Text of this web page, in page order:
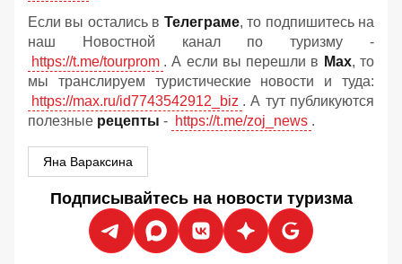
Если вы остались в Телеграме, то подпишитесь на
наш Новостной канал по туризму -
https://t.me/tourprom . А если вы перешли в Мах, то
мы транслируем туристические новости и туда:
https://max.ru/id7743542912_biz . А тут публикуются
полезные рецепты - https://t.me/zoj_news .
Яна Вараксина
Подписывайтесь на новости туризма